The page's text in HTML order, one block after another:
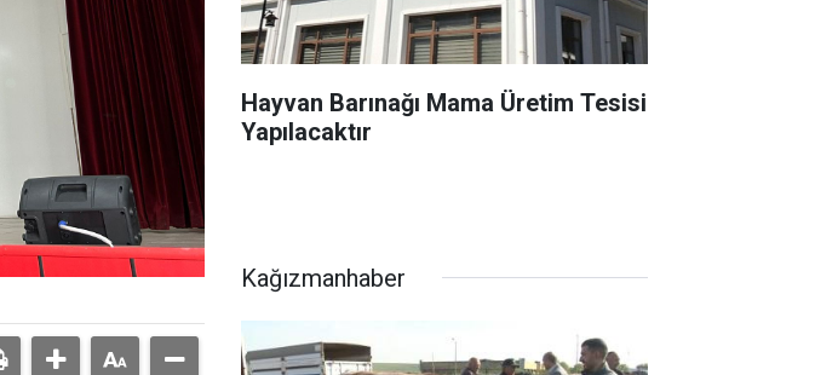
Hayvan Barınağı Mama Üretim Tesisi
Yapılacaktır
Kağızmanhaber